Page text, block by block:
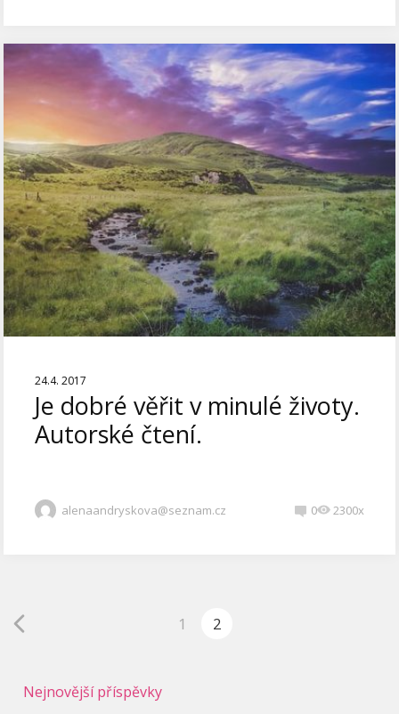
24.4. 2017
Je dobré věřit v minulé životy.
Autorské čtení.
alenaandryskova@seznam.cz 0 2300x
1 2
Nejnovější příspěvky